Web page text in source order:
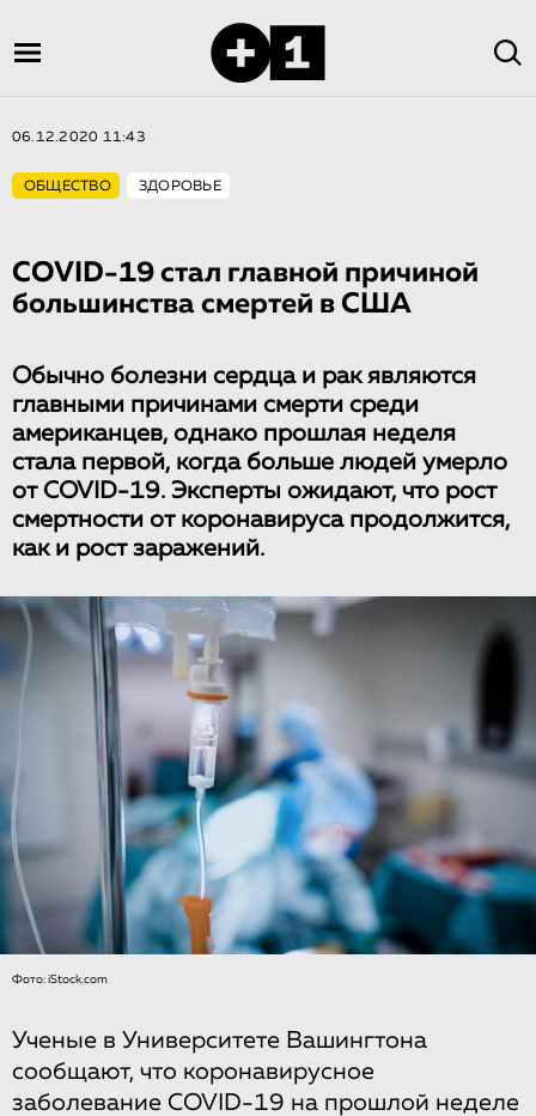
06.12.2020 11:43
ОБЩЕСТВО ЗДОРОВЬЕ
COVID-19 стал главной причиной
большинства смертей в США
Обычно болезни сердца и рак являются
главными причинами смерти среди
американцев, однако прошлая неделя
стала первой, когда больше людей умерло
от COVID-19. Эксперты ожидают, что рост
смертности от коронавируса продолжится,
как и рост заражений.
Фото: iStock.com
Ученые в Университете Вашингтона
сообщают, что коронавирусное
заболевание COVID-19 на прошлой неделе